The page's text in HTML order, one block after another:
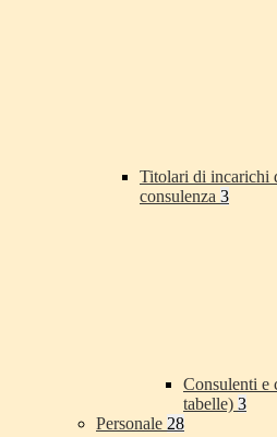
Titolari di incarichi
consulenza 3
Consulenti e
tabelle) 3
Personale 28